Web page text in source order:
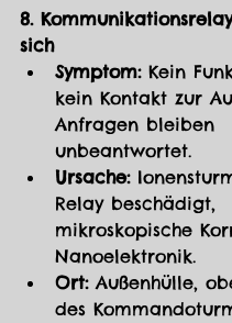
8.
sich
Symptom: Kein
kein Kontakt zur
Anfragen bleiben
unbeantwortet.
Ursache:
Relay beschädigt,
mikroskopische
Nanoelektronik.
Ort: Außenhülle,
des